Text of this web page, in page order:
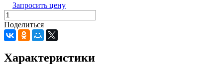
Запросить цену
Поделиться
Характеристики